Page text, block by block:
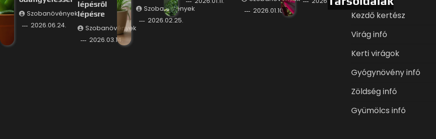
Szobanövények
2026.06.24.
lépésről
lépésre
Szobanövények
2026.03.14.
Szobanövények
2026.02.25.
2026.01.10.
Kezdő kertész
Virág infó
Kerti virágok
Gyógynövény infó
Zöldség infó
Gyümölcs infó